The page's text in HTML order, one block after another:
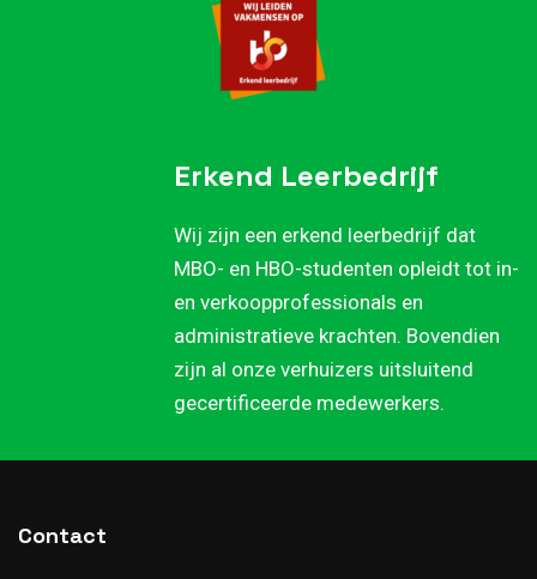
Erkend Leerbedrijf
Wij zijn een erkend leerbedrijf dat
MBO- en HBO-studenten opleidt tot in-
en verkoopprofessionals en
administratieve krachten. Bovendien
zijn al onze verhuizers uitsluitend
gecertificeerde medewerkers.
Contact